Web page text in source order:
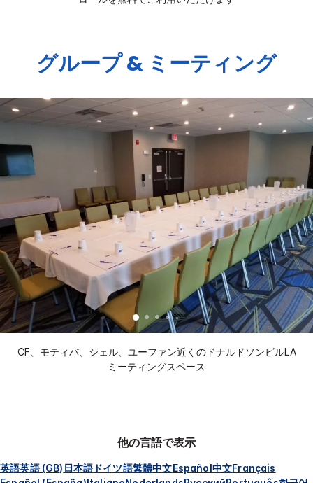
グループ & ミーティング
CF、モティバ、シェル、ユーファン近くのドナルドソンビルLA
ミーティングスペース
他の言語で表示
英語英語 (GB) 日本語 ドイツ語繁體中文Español中文Français